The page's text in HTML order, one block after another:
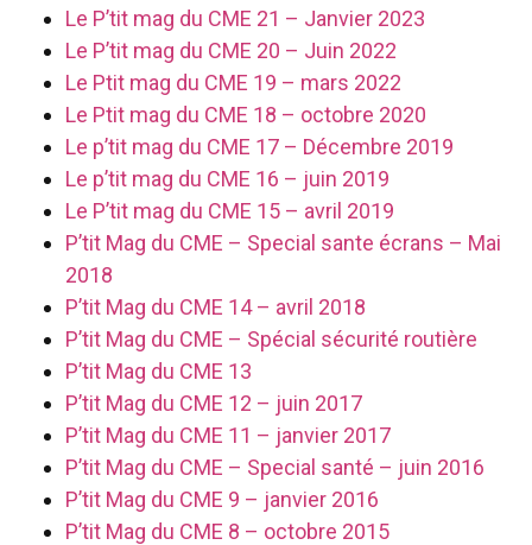
Le P’tit mag du CME 21 – Janvier 2023
Le P’tit mag du CME 20 – Juin 2022
Le Ptit mag du CME 19 – mars 2022
Le Ptit mag du CME 18 – octobre 2020
Le p’tit mag du CME 17 – Décembre 2019
Le p’tit mag du CME 16 – juin 2019
Le P’tit mag du CME 15 – avril 2019
P’tit Mag du CME – Special sante écrans – Mai
2018
P’tit Mag du CME 14 – avril 2018
P’tit Mag du CME – Spécial sécurité routière
P’tit Mag du CME 13
P’tit Mag du CME 12 – juin 2017
P’tit Mag du CME 11 – janvier 2017
P’tit Mag du CME – Special santé – juin 2016
P’tit Mag du CME 9 – janvier 2016
P’tit Mag du CME 8 – octobre 2015